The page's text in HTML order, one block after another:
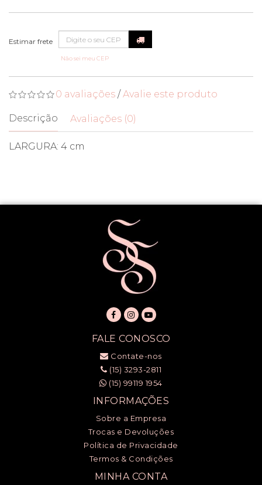
Não sei meu CEP
0 avaliações /Avalie este produto
Descrição Avaliações (0)
LARGURA: 4 cm
FALE CONOSCO
Contate-nos
(15) 3293-2811
(15) 99119 1954
INFORMAÇÕES
Sobre a Empresa
Trocas e Devoluções
Política de Privacidade
Termos & Condições
MINHA CONTA